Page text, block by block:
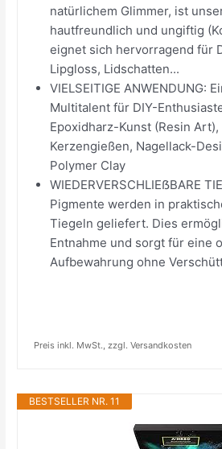
natürlichem Glimmer, ist
hautfreundlich und ungiftig
eignet sich hervorragend für
Lipgloss, Lidschatten...
VIELSEITIGE ANWENDUNG:
Multitalent für DIY-
Epoxidharz-Kunst (Resin
Kerzengießen, Nagellack-
Polymer Clay
WIEDERVERSCHLIEẞBARE
Pigmente werden in
Tiegeln geliefert. Dies
Entnahme und sorgt für eine
Aufbewahrung ohne
Preis inkl. MwSt., zzgl. Versandkosten
BESTSELLER NR. 11